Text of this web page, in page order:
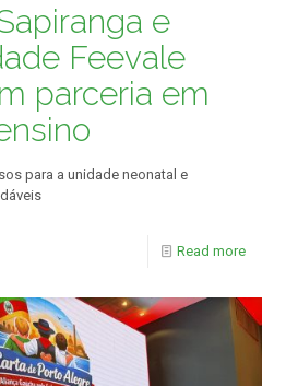
e
Feevale
parceria em
para a unidade neonatal e
Read more